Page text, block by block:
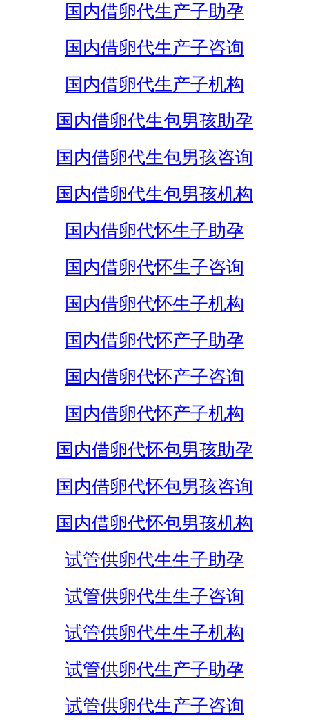
国内借卵代生产子助孕
国内借卵代生产子咨询
国内借卵代生产子机构
国内借卵代生包男孩助孕
国内借卵代生包男孩咨询
国内借卵代生包男孩机构
国内借卵代怀生子助孕
国内借卵代怀生子咨询
国内借卵代怀生子机构
国内借卵代怀产子助孕
国内借卵代怀产子咨询
国内借卵代怀产子机构
国内借卵代怀包男孩助孕
国内借卵代怀包男孩咨询
国内借卵代怀包男孩机构
试管供卵代生生子助孕
试管供卵代生生子咨询
试管供卵代生生子机构
试管供卵代生产子助孕
试管供卵代生产子咨询